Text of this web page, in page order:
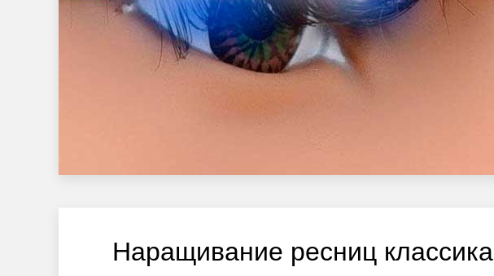
Наращивание ресниц классика